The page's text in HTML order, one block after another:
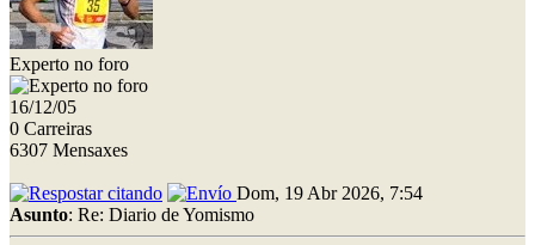
Experto no foro
16/12/05
0 Carreiras
6307 Mensaxes
Dom, 19 Abr 2026, 7:54
Asunto: Re: Diario de Yomismo